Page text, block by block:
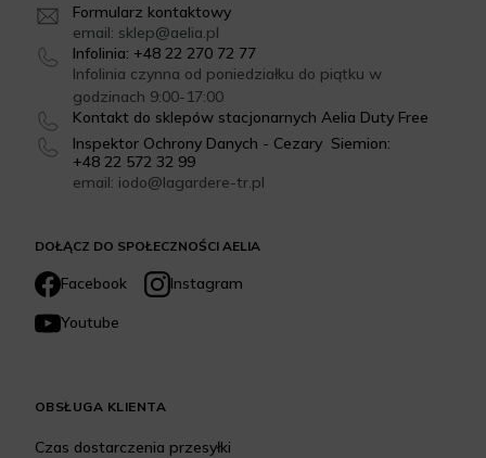
DOŁĄCZ DO SPOŁECZNOŚCI AELIA
Facebook
Instagram
Youtube
Formularz kontaktowy
email: sklep@aelia.pl
Infolinia: +48 22 270 72 77
Infolinia czynna od poniedziałku do piątku w
godzinach 9:00-17:00
Kontakt do sklepów stacjonarnych Aelia Duty Free
Inspektor Ochrony Danych - Cezary Siemion:
+48 22 572 32 99
email: iodo@lagardere-tr.pl
OBSŁUGA KLIENTA
Czas dostarczenia przesyłki